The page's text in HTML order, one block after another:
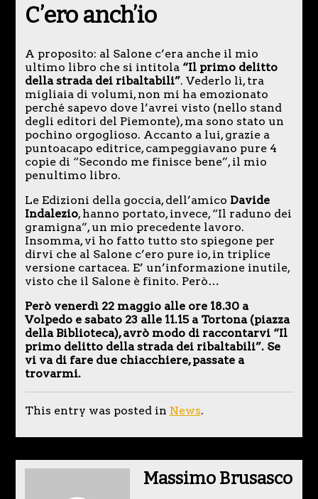
C’ero anch’io
A proposito: al Salone c’era anche il mio
ultimo libro che si intitola “Il primo delitto
della strada dei ribaltabili”. Vederlo lì, tra
migliaia di volumi, non mi ha emozionato
perché sapevo dove l’avrei visto (nello stand
degli editori del Piemonte), ma sono stato un
pochino orgoglioso. Accanto a lui, grazie a
puntoacapo editrice, campeggiavano pure 4
copie di “Secondo me finisce bene”, il mio
penultimo libro.
Le Edizioni della goccia, dell’amico Davide
Indalezio, hanno portato, invece, “Il raduno dei
gramigna”, un mio precedente lavoro.
Insomma, vi ho fatto tutto sto spiegone per
dirvi che al Salone c’ero pure io, in triplice
versione cartacea. E’ un’informazione inutile,
visto che il Salone è finito. Però…
Però venerdì 22 maggio alle ore 18.30 a
Volpedo e sabato 23 alle 11.15 a Tortona (piazza
della Biblioteca), avrò modo di raccontarvi “Il
primo delitto della strada dei ribaltabili”. Se
vi va di fare due chiacchiere, passate a
trovarmi.
This entry was posted in News.
Massimo Brusasco